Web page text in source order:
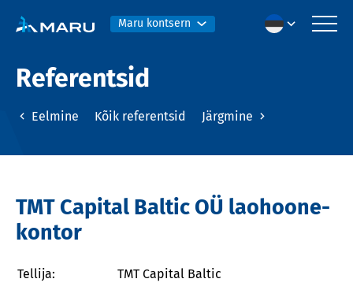
Maru kontsern
Referentsid
Eelmine Kõik referentsid Järgmine
TMT Capital Baltic OÜ laohoone-
kontor
Tellija:
TMT Capital Baltic